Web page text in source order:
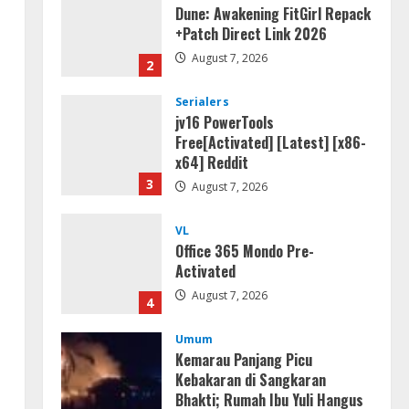
2
Dune: Awakening FitGirl Repack
+Patch Direct Link 2026
August 7, 2026
3
Serialers
jv16 PowerTools
Free[Activated] [Latest] [x86-
x64] Reddit
August 7, 2026
4
VL
Office 365 Mondo Pre-
Activated
August 7, 2026
Umum
Kemarau Panjang Picu
Kebakaran di Sangkaran
Bhakti; Rumah Ibu Yuli Hangus